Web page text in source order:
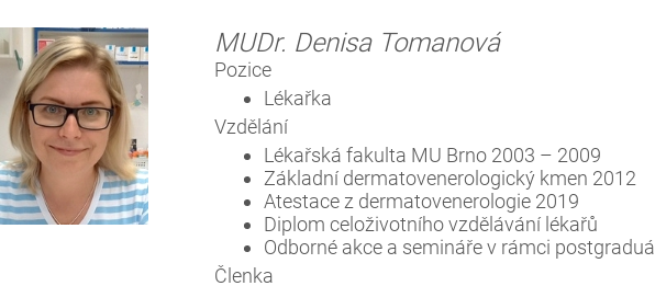
MUDr. Denisa Tomanová
Pozice
Lékařka
Vzdělání
Lékařská fakulta MU Brno 2003 – 2009
Základní dermatovenerologický kmen 2012
Atestace z dermatovenerologie 2019
Diplom celoživotního vzdělávání lékařů
Odborné akce a semináře v rámci
Členka